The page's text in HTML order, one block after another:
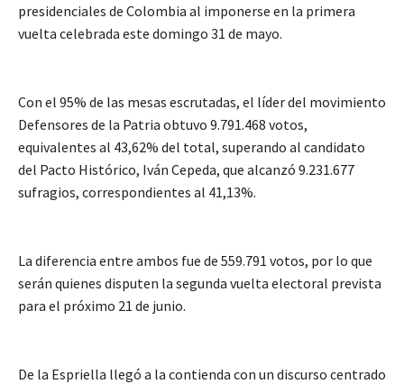
presidenciales de Colombia al imponerse en la primera
vuelta celebrada este domingo 31 de mayo.
Con el 95% de las mesas escrutadas, el líder del movimiento
Defensores de la Patria obtuvo 9.791.468 votos,
equivalentes al 43,62% del total, superando al candidato
del Pacto Histórico, Iván Cepeda, que alcanzó 9.231.677
sufragios, correspondientes al 41,13%.
La diferencia entre ambos fue de 559.791 votos, por lo que
serán quienes disputen la segunda vuelta electoral prevista
para el próximo 21 de junio.
De la Espriella llegó a la contienda con un discurso centrado